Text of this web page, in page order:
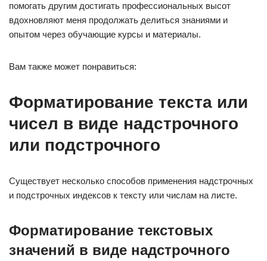
помогать другим достигать профессиональных высот
вдохновляют меня продолжать делиться знаниями и
опытом через обучающие курсы и материалы.
Вам также может понравиться:
Форматирование текста или
чисел в виде надстрочного
или подстрочного
Существует несколько способов применения надстрочных
и подстрочных индексов к тексту или числам на листе.
Форматирование текстовых
значений в виде надстрочного